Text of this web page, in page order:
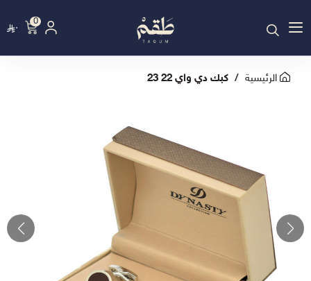
0 ٠
الرئيسية كبك دي واي 22 23